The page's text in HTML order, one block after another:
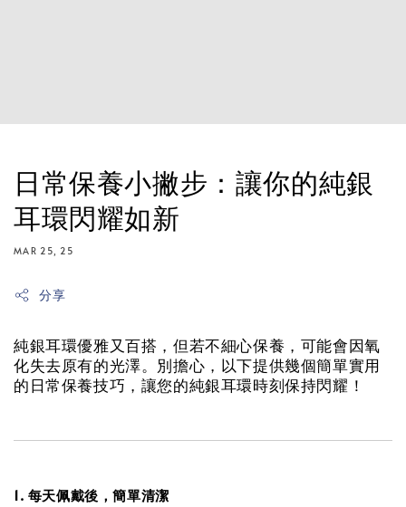
日常保養小撇步：讓你的純銀
耳環閃耀如新
MAR 25, 25
分享
純銀耳環優雅又百搭，但若不細心保養，可能會因氧
化失去原有的光澤。別擔心，以下提供幾個簡單實用
的日常保養技巧，讓您的純銀耳環時刻保持閃耀！
1. 每天佩戴後，簡單清潔